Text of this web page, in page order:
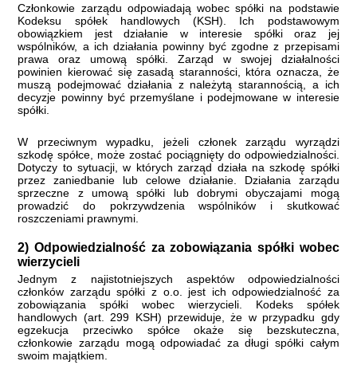
Członkowie zarządu odpowiadają wobec spółki na podstawie
Kodeksu spółek handlowych (KSH). Ich podstawowym
obowiązkiem jest działanie w interesie spółki oraz jej
wspólników, a ich działania powinny być zgodne z przepisami
prawa oraz umową spółki. Zarząd w swojej działalności
powinien kierować się zasadą staranności, która oznacza, że
muszą podejmować działania z należytą starannością, a ich
decyzje powinny być przemyślane i podejmowane w interesie
spółki.
W przeciwnym wypadku, jeżeli członek zarządu wyrządzi
szkodę spółce, może zostać pociągnięty do odpowiedzialności.
Dotyczy to sytuacji, w których zarząd działa na szkodę spółki
przez zaniedbanie lub celowe działanie. Działania zarządu
sprzeczne z umową spółki lub dobrymi obyczajami mogą
prowadzić do pokrzywdzenia wspólników i skutkować
roszczeniami prawnymi.
2) Odpowiedzialność za zobowiązania spółki wobec
wierzycieli
Jednym z najistotniejszych aspektów odpowiedzialności
członków zarządu spółki z o.o. jest ich odpowiedzialność za
zobowiązania spółki wobec wierzycieli. Kodeks spółek
handlowych (art. 299 KSH) przewiduje, że w przypadku gdy
egzekucja przeciwko spółce okaże się bezskuteczna,
członkowie zarządu mogą odpowiadać za długi spółki całym
swoim majątkiem.